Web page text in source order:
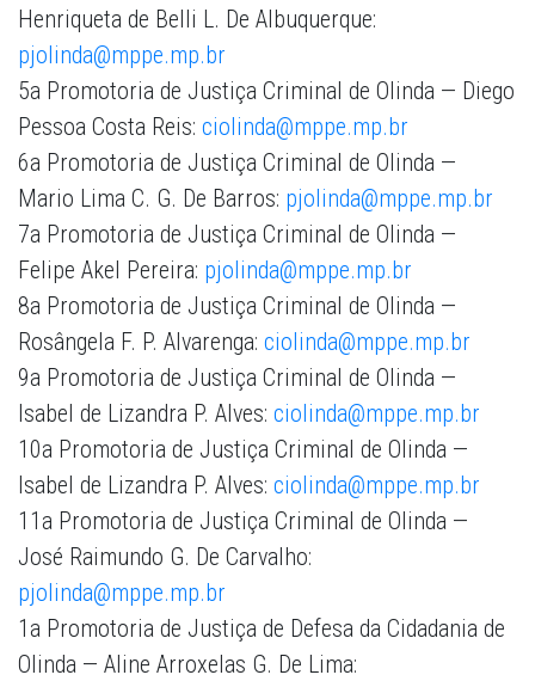
Henriqueta de Belli L. De Albuquerque:
pjolinda@mppe.mp.br
5a Promotoria de Justiça Criminal de Olinda — Diego
Pessoa Costa Reis: ciolinda@mppe.mp.br
6a Promotoria de Justiça Criminal de Olinda —
Mario Lima C. G. De Barros: pjolinda@mppe.mp.br
7a Promotoria de Justiça Criminal de Olinda —
Felipe Akel Pereira: pjolinda@mppe.mp.br
8a Promotoria de Justiça Criminal de Olinda —
Rosângela F. P. Alvarenga: ciolinda@mppe.mp.br
9a Promotoria de Justiça Criminal de Olinda —
Isabel de Lizandra P. Alves: ciolinda@mppe.mp.br
10a Promotoria de Justiça Criminal de Olinda —
Isabel de Lizandra P. Alves: ciolinda@mppe.mp.br
11a Promotoria de Justiça Criminal de Olinda —
José Raimundo G. De Carvalho:
pjolinda@mppe.mp.br
1a Promotoria de Justiça de Defesa da Cidadania de
Olinda — Aline Arroxelas G. De Lima: